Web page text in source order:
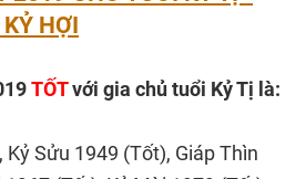
HỢI
TỐTvới gia chủ tuổi Kỷ Tị là:
Sửu 1949 (Tốt), Giáp Thìn